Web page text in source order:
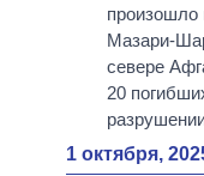
произошло
Мазари-
севере
20
1 октября,